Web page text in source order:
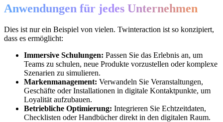
Anwendungen für jedes Unternehmen
Dies ist nur ein Beispiel von vielen. Twinteraction ist so konzipiert,
dass es ermöglicht:
Immersive Schulungen: Passen Sie das Erlebnis an, um
Teams zu schulen, neue Produkte vorzustellen oder komplexe
Szenarien zu simulieren.
Markenmanagement: Verwandeln Sie Veranstaltungen,
Geschäfte oder Installationen in digitale Kontaktpunkte, um
Loyalität aufzubauen.
Betriebliche Optimierung: Integrieren Sie Echtzeitdaten,
Checklisten oder Handbücher direkt in den digitalen Raum.